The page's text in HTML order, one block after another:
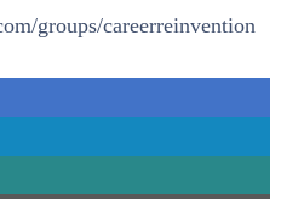
groups/careerreinvention